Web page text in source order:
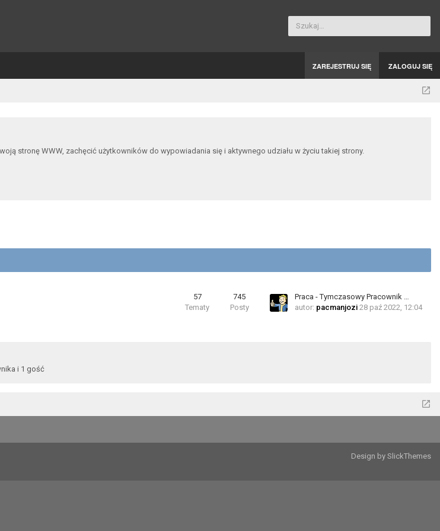
Szukaj…
ZAREJESTRUJ SIĘ ZALOGUJ SIĘ
stronę WWW, zachęcić użytkowników do wypowiadania się i aktywnego udziału w życiu takiej strony.
57
Tematy
745
Posty
Praca - Tymczasowy Pracownik …
autor: pacmanjozi 28 paź 2022, 12:04
i 1 gość
Design by SlickThemes